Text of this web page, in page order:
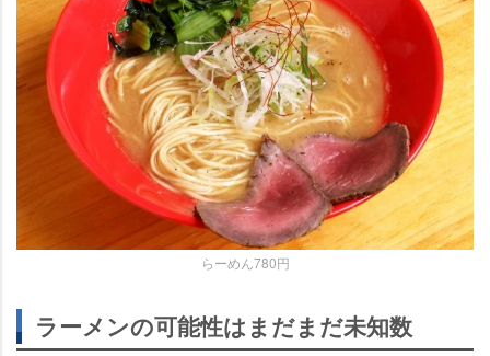
らーめん780円
ラーメンの可能性はまだまだ未知数